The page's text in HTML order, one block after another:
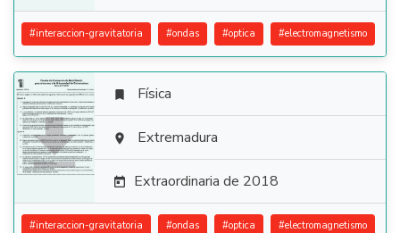
#interaccion-gravitatoria #ondas #optica #electromagnetismo

 Física
 Extremadura
 Extraordinaria de 2018
#interaccion-gravitatoria #ondas #optica #electromagnetismo